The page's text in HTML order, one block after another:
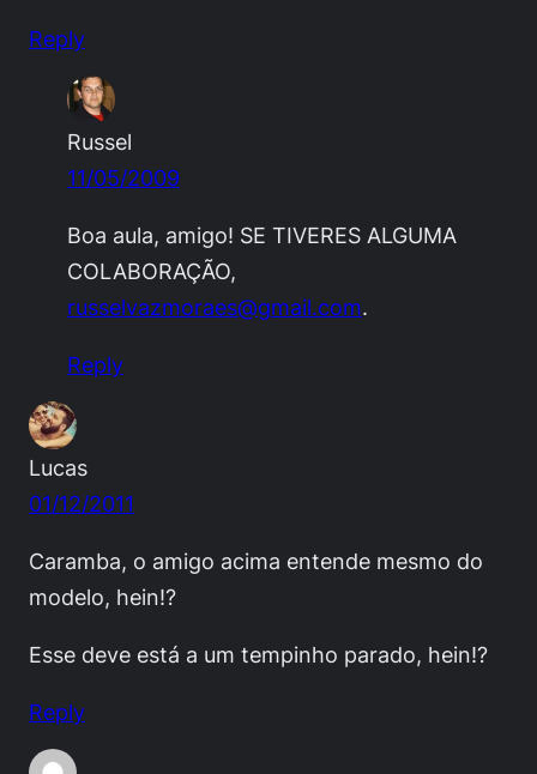
Reply
Russel
11/05/2009
Boa aula, amigo! SE TIVERES ALGUMA
COLABORAÇÃO,
russelvazmoraes@gmail.com.
Reply
Lucas
01/12/2011
Caramba, o amigo acima entende mesmo do
modelo, hein!?
Esse deve está a um tempinho parado, hein!?
Reply